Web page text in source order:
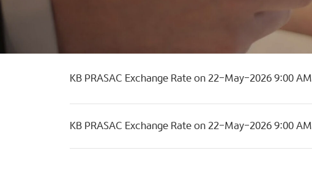
KB PRASAC Exchange Rate on 22-May-2026 9:00 AM
KB PRASAC Exchange Rate on 22-May-2026 9:00 AM